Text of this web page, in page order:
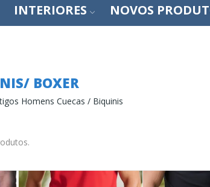
INTERIORES NOVOS
BOXER
Homens Cuecas / Biquinis